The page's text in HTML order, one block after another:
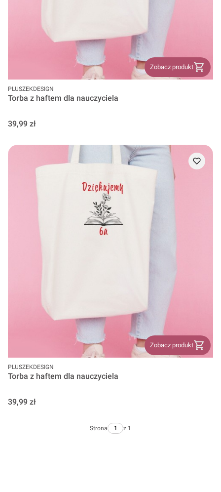
Zobacz produkt
PRODUCENT
PLUSZEKDESIGN
Torba z haftem dla nauczyciela
Cena
39,99 zł
Zobacz produkt
PRODUCENT
PLUSZEKDESIGN
Torba z haftem dla nauczyciela
Cena
39,99 zł
Strona z 1